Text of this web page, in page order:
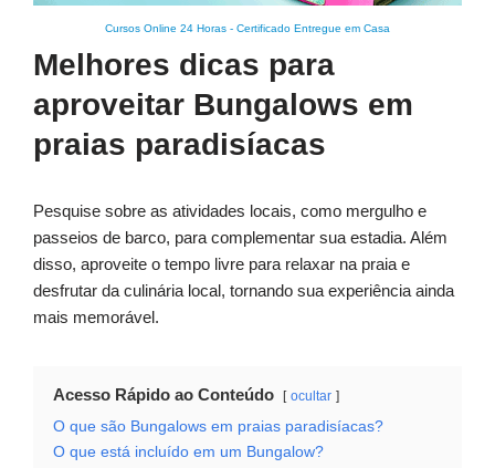
Cursos Online 24 Horas - Certificado Entregue em Casa
Melhores dicas para
aproveitar Bungalows em
praias paradisíacas
Pesquise sobre as atividades locais, como mergulho e
passeios de barco, para complementar sua estadia. Além
disso, aproveite o tempo livre para relaxar na praia e
desfrutar da culinária local, tornando sua experiência ainda
mais memorável.
Acesso Rápido ao Conteúdo ocultar
O que são Bungalows em praias paradisíacas?
O que está incluído em um Bungalow?